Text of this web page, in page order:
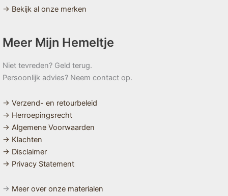
→ Bekijk al onze merken
Meer Mijn Hemeltje
Niet tevreden? Geld terug.
Persoonlijk advies? Neem contact op.
→ Verzend- en retourbeleid
→ Herroepingsrecht
→ Algemene Voorwaarden
→ Klachten
→ Disclaimer
→ Privacy Statement
→ Meer over onze materialen